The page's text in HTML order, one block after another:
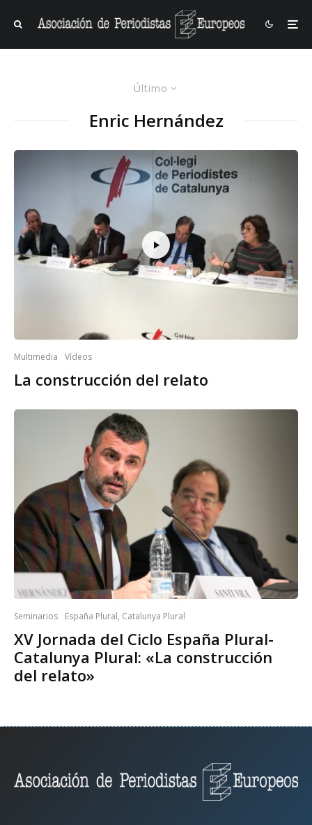
Último
Enric Hernández
Multimedia Vídeos
La construcción del relato
Seminarios España Plural, Catalunya Plural
XV Jornada del Ciclo España Plural-
Catalunya Plural: «La construcción
del relato»